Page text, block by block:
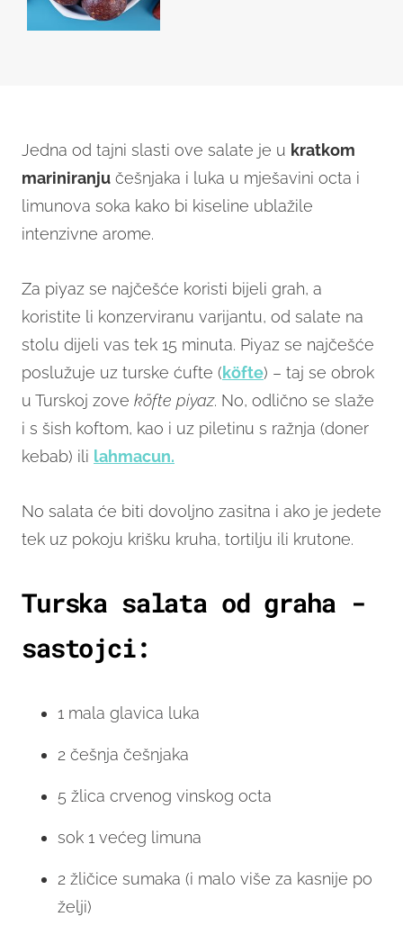
Jedna od tajni slasti ove salate je u kratkom
mariniranju češnjaka i luka u mješavini octa i
limunova soka kako bi kiseline ublažile
intenzivne arome.
Za piyaz se najčešće koristi bijeli grah, a
koristite li konzerviranu varijantu, od salate na
stolu dijeli vas tek 15 minuta. Piyaz se najčešće
poslužuje uz turske ćufte (köfte) – taj se obrok
u Turskoj zove köfte piyaz. No, odlično se slaže
i s šish koftom, kao i uz piletinu s ražnja (doner
kebab) ili lahmacun.
No salata će biti dovoljno zasitna i ako je jedete
tek uz pokoju krišku kruha, tortilju ili krutone.
Turska salata od graha -
sastojci:
1 mala glavica luka
2 češnja češnjaka
5 žlica crvenog vinskog octa
sok 1 većeg limuna
2 žličice sumaka (i malo više za kasnije po
želji)